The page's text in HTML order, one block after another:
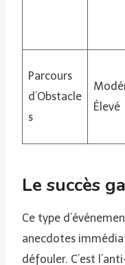
Parcours
d’Obstacle
s
Élevé
Le succès
Ce type
anecdotes
défouler. C’est